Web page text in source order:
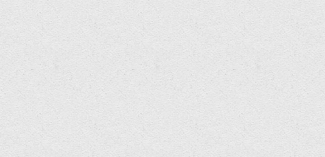
Seiniau ar gyfer Tŷ Gwag – Dydd Sadwrn 26 Mehefin, 2021
14:00-15:00
Post Premonition
Gwneuthurwyr hanesyddol gwahanol yn gweithio i archebion.
Bydd Post Premonition yn creu canllaw i’r tŷ a’i hanes.